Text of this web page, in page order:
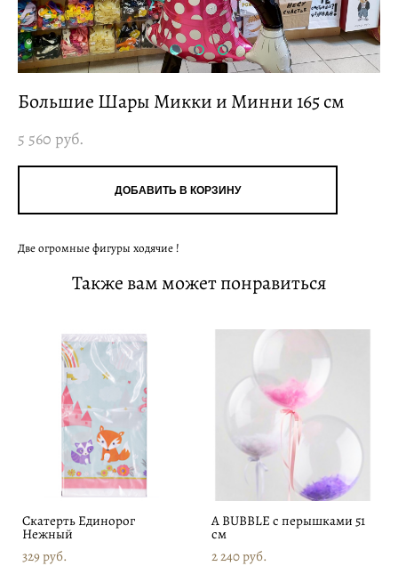
Большие Шары Микки и Минни 165 см
5 560 pуб.
ДОБАВИТЬ В КОРЗИНУ
Две огромные фигуры ходячие !
Также вам может понравиться
Скатерть Единорог
Нежный
329 pуб.
А BUBBLE с перышками 51
см
2 240 pуб.